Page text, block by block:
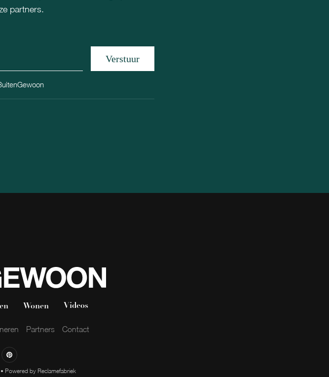
partners.
Wonen Videos
Partners Contact
Powered by Reclamefabriek